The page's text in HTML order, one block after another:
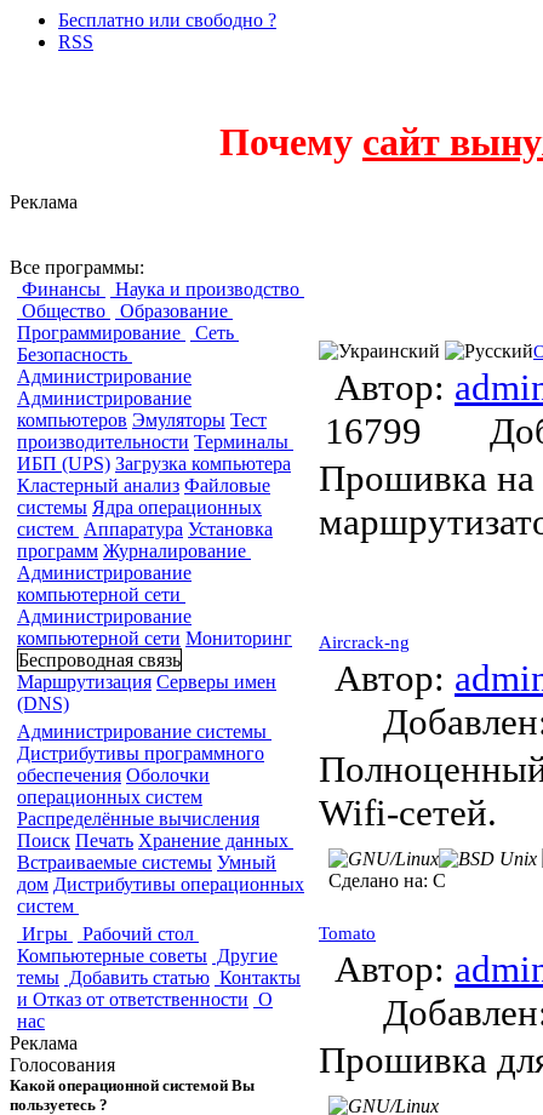
Бесплатно или свободно ?
RSS
Почему сайт
Реклама
Все программы:
Финансы
Наука и производство
Общество
Образование
Программирование
Сеть
Безопасность
Администрирование
Администрирование
компьютеров Эмуляторы Тест
производительности Терминалы
ИБП (UPS) Загрузка компьютера
Кластерный анализ Файловые
системы Ядра операционных
систем Аппаратура Установка
программ Журналирование
Администрирование
компьютерной сети
Администрирование
компьютерной сети Мониторинг
Беспроводная связь
Маршрутизация Серверы имен
(DNS)
Администрирование системы
Дистрибутивы программного
обеспечения Оболочки
операционных систем
Распределённые вычисления
Поиск Печать Хранение данных
Встраиваемые системы Умный
дом Дистрибутивы операционных
систем
Игры
Рабочий стол
Компьютерные советы Другие
темы Добавить статью Контакты
и Отказ от ответственности О
нас
Реклама
Голосования
Какой операционной системой Вы
пользуетесь ?
Автор:
16799
Прошивка на
Aircrack-ng
Автор:
Wifi-сетей.
Сделано на: C
Tomato
Автор:
Прошивка